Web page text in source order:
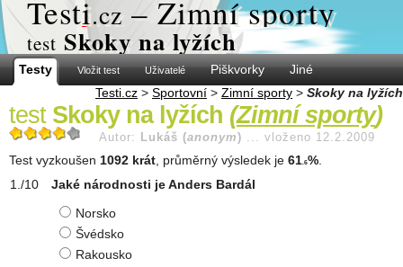
Testi.cz – Zimní sporty
test Skoky na lyžích
Testy Vložit test Uživatelé Piškvorky
Jiné
Testi.cz > Sportovní > Zimní sporty > Skoky na lyžích
test Skoky na lyžích (Zimní sporty)
Autor: Lukáš (anonym ) ... vloženo 12.2.2009
Test vyzkoušen 1092 krát , průměrný výsledek je 61 .6%
Jaké národnosti je Anders Bardál
Norsko
Švédsko
Rakousko